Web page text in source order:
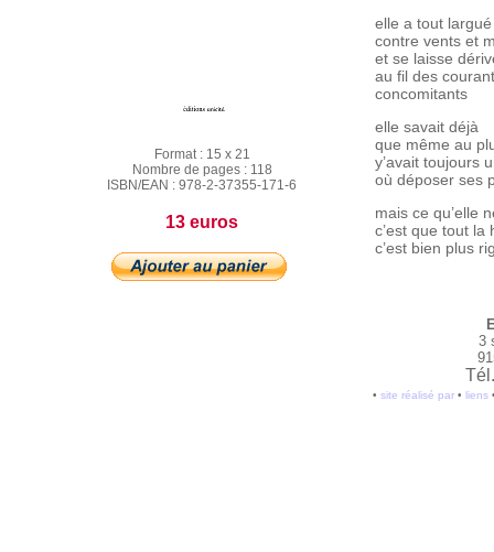
Format : 15 x 21
Nombre de pages : 118
ISBN/EAN : 978-2-37355-171-6
13 euros
elle a tout largué
contre vents et
et se laisse
au fil des
concomitants
elle savait déjà
que même au
y’avait toujours
où déposer ses
mais ce qu’elle
c’est que tout la
c’est bien plus
3
• site réalisé par• liens